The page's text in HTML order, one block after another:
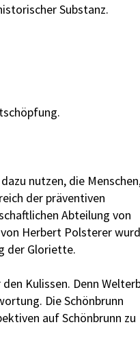
Substanz.
nutzen, die
der präventiven
Abteilung von
Herbert Polsterer
der Gloriette.
Kulissen. Denn
Die Schönbrunn
auf Schönbrunn zu